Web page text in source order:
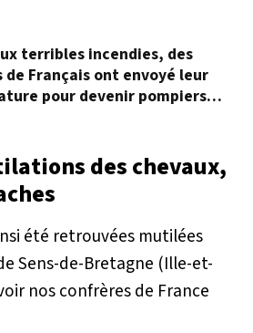
terribles incendies, des
Français ont envoyé leur
pour devenir pompiers
des chevaux,
été retrouvées mutilées
Sens-de-Bretagne (Ille-et-
nos confrères de France